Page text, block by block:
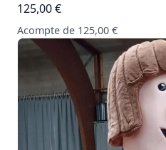
125,00 €
Acompte de 125,00 €